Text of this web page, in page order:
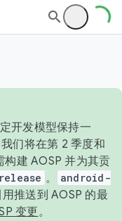
开发模型保持一
们将在第 2 季度和
建 AOSP 并为其贡
。
android-
推送到 AOSP 的最
变更。